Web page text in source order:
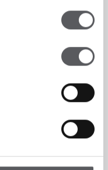
för dig!